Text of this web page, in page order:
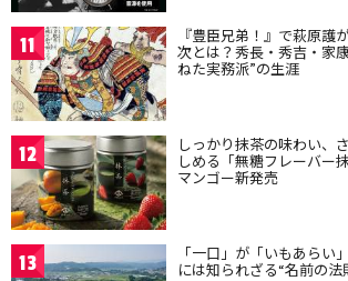
11 『豊臣兄弟！』で萩原護
次とは？秀長・秀吉・家
ねた実務派”の生涯
12 しっかり抹茶の味わい、
しめる「無糖フレーバー
マンゴー新発売
13 「一口」が「いもあらい
には知られざる“名前の法